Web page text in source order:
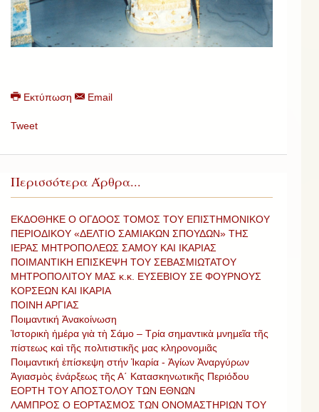
Εκτύπωση Email
Tweet
Περισσότερα Άρθρα...
ΕΚΔΟΘΗΚΕ Ο ΟΓΔΟΟΣ ΤΟΜΟΣ ΤΟΥ ΕΠΙΣΤΗΜΟΝΙΚΟΥ
ΠΕΡΙΟΔΙΚΟΥ «ΔΕΛΤΙΟ ΣΑΜΙΑΚΩΝ ΣΠΟΥΔΩΝ» ΤΗΣ
ΙΕΡΑΣ ΜΗΤΡΟΠΟΛΕΩΣ ΣΑΜΟΥ ΚΑΙ ΙΚΑΡΙΑΣ
ΠΟΙΜΑΝΤΙΚΗ ΕΠΙΣΚΕΨΗ ΤΟΥ ΣΕΒΑΣΜΙΩΤΑΤΟΥ
ΜΗΤΡΟΠΟΛΙΤΟΥ ΜΑΣ κ.κ. ΕΥΣΕΒΙΟΥ ΣΕ ΦΟΥΡΝΟΥΣ
ΚΟΡΣΕΩΝ ΚΑΙ ΙΚΑΡΙΑ
ΠΟΙΝΗ ΑΡΓΙΑΣ
Ποιμαντική Ἀνακοίνωση
Ἱστορικὴ ἡμέρα γιὰ τὴ Σάμο – Τρία σημαντικὰ μνημεῖα τῆς
πίστεως καὶ τῆς πολιτιστικῆς μας κληρονομιᾶς
Ποιμαντική ἐπίσκεψη στήν Ἰκαρία - Ἁγίων Ἀναργύρων
Ἀγιασμὸς ἐνάρξεως τῆς Α΄ Κατασκηνωτικῆς Περιόδου
ΕΟΡΤΗ ΤΟΥ ΑΠΟΣΤΟΛΟΥ ΤΩΝ ΕΘΝΩΝ
ΛΑΜΠΡΟΣ Ο ΕΟΡΤΑΣΜΟΣ ΤΩΝ ΟΝΟΜΑΣΤΗΡΙΩΝ ΤΟΥ